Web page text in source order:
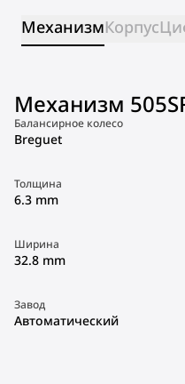
МеханизмКорпус
Механизм
Балансирное колесо
Breguet
Толщина
6.3 mm
Ширина
32.8 mm
Завод
Автоматический